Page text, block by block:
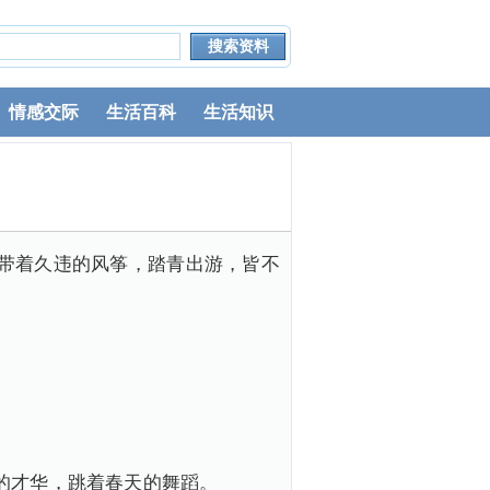
情感交际 生活百科 生活知识
着久违的风筝，踏青出游，皆不
华，跳着春天的舞蹈。